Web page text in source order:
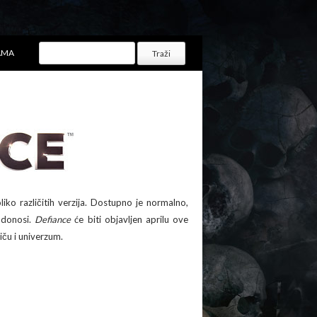
različitih verzija. Dostupno je normalno,
Defianceće biti objavljen aprilu ove
i univerzum.